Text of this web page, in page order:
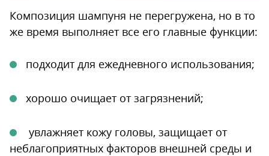
Композиция шампуня не перегружена, но в то
же время выполняет все его главные функции:
подходит для ежедневного использования;
хорошо очищает от загрязнений;
увлажняет кожу головы, защищает от
неблагоприятных факторов внешней среды и